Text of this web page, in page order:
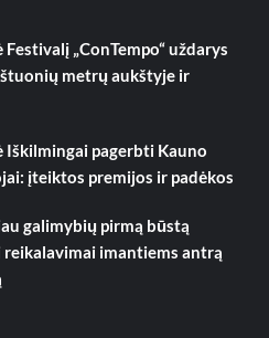
„ConTempo“ uždarys
metrų aukštyje ir
Iškilmingai pagerbti Kauno
įteiktos premijos ir padėkos
galimybių pirmą būstą
imantiems antrą